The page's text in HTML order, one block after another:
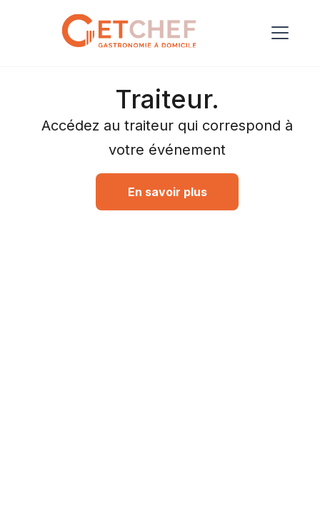
Traiteur.
Accédez au traiteur qui correspond à
votre événement
En savoir plus